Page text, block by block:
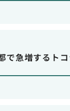
で急増するトコ